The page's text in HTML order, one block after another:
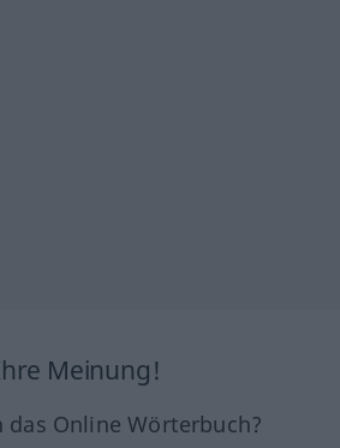
Meinung!
Online Wörterbuch?